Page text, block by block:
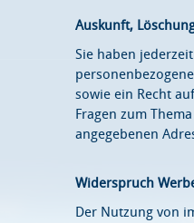
Auskunft,
Sie haben
sowie ein Recht
Fragen zum
angegebenen
Widerspruch
Der Nutzung von